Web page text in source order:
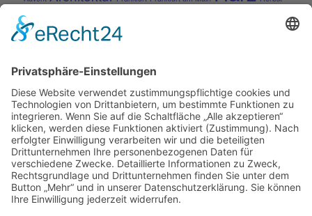
Ostfriesland
Rhön Rügen Schmalspurbahn
Vogelsberg
Kontakt
Impressum
Kontakt
Datenschutzerklärung
Datenverarbeitung durch soziale Netzwerke
© Copyright - Thomas Wahle -Enfold WordPress Theme by
Kriesi